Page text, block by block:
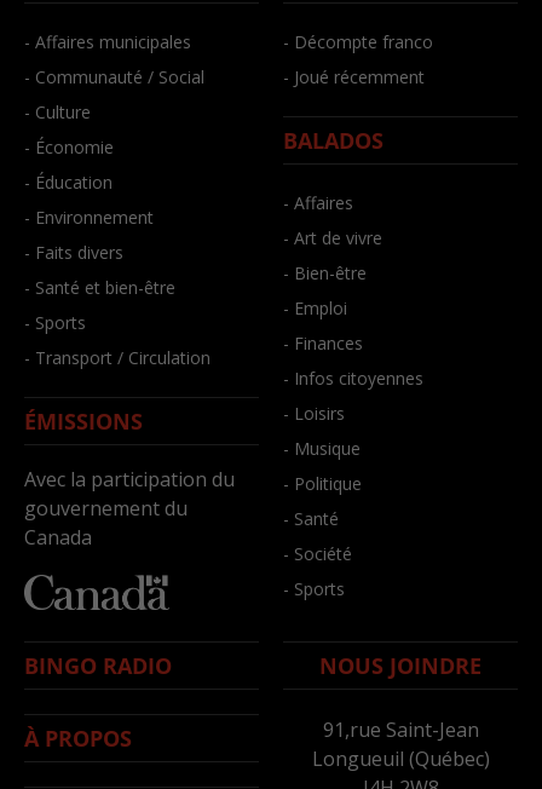
- Affaires municipales
- Communauté / Social
- Culture
- Économie
- Éducation
- Environnement
- Faits divers
- Santé et bien-être
- Sports
- Transport / Circulation
ÉMISSIONS
Avec la participation du
gouvernement du
Canada
- Décompte franco
- Joué récemment
BALADOS
- Affaires
- Art de vivre
- Bien-être
- Emploi
- Finances
- Infos citoyennes
- Loisirs
- Musique
- Politique
- Santé
- Société
- Sports
BINGO RADIO
À PROPOS
NOUS JOINDRE
91,rue Saint-Jean
Longueuil (Québec)